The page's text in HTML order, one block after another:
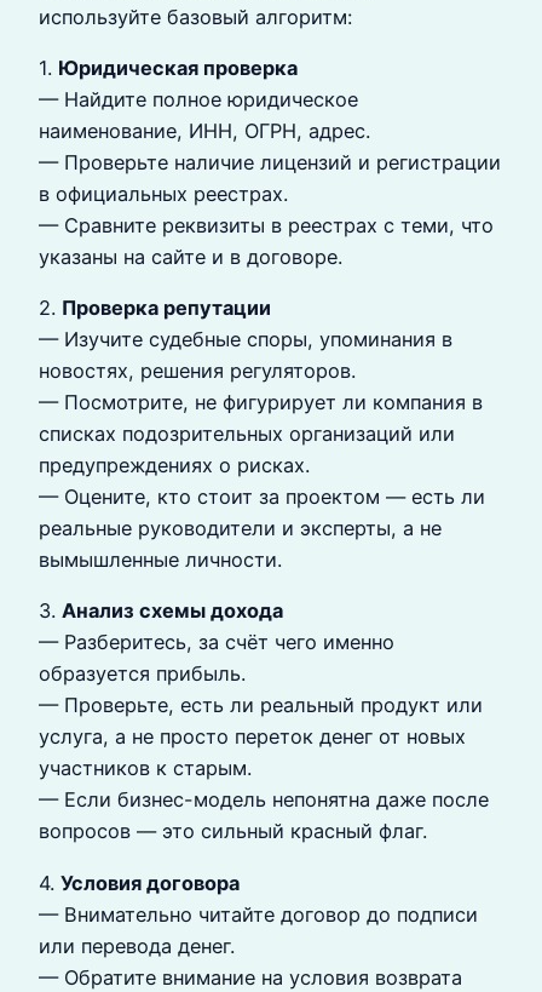
используйте базовый алгоритм:
1. Юридическая проверка
— Найдите полное юридическое
наименование, ИНН, ОГРН, адрес.
— Проверьте наличие лицензий и регистрации
в официальных реестрах.
— Сравните реквизиты в реестрах с теми, что
указаны на сайте и в договоре.
2. Проверка репутации
— Изучите судебные споры, упоминания в
новостях, решения регуляторов.
— Посмотрите, не фигурирует ли компания в
списках подозрительных организаций или
предупреждениях о рисках.
— Оцените, кто стоит за проектом — есть ли
реальные руководители и эксперты, а не
вымышленные личности.
3. Анализ схемы дохода
— Разберитесь, за счёт чего именно
образуется прибыль.
— Проверьте, есть ли реальный продукт или
услуга, а не просто переток денег от новых
участников к старым.
— Если бизнес-модель непонятна даже после
вопросов — это сильный красный флаг.
4. Условия договора
— Внимательно читайте договор до подписи
или перевода денег.
— Обратите внимание на условия возврата